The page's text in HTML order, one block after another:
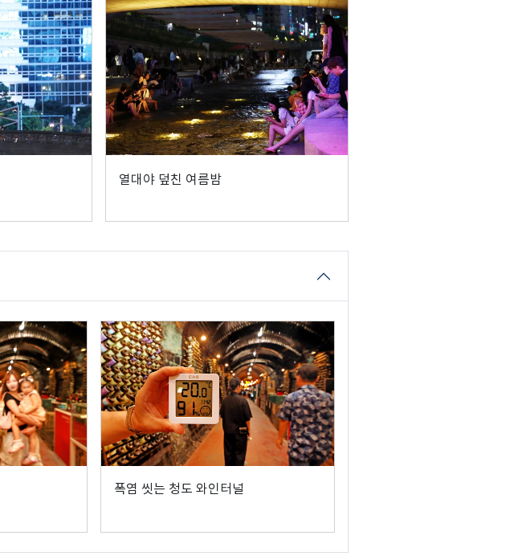
열대야 덮친 여름밤
폭염 씻는 청도 와인터널